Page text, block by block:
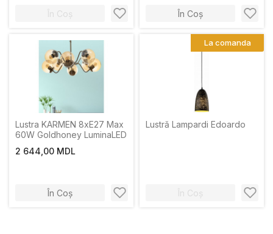
În Coș În Coș
Lustra KARMEN 8xE27 Max
60W Goldhoney LuminaLED
2 644,00 MDL
În Coș
Lustră Lampardi Edoardo
În Coș
La comanda